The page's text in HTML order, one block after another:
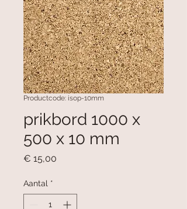
Productcode: isop-10mm
prikbord 1000 x
500 x 10 mm
€ 15,00
Aantal *